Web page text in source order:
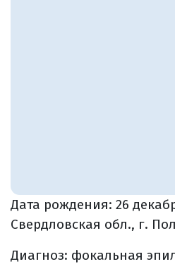
Дата рождения: 26
Свердловская обл., г.
Диагноз: фокальная